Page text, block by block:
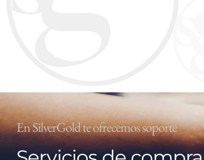
En SilverGold te ofrecemos soporte